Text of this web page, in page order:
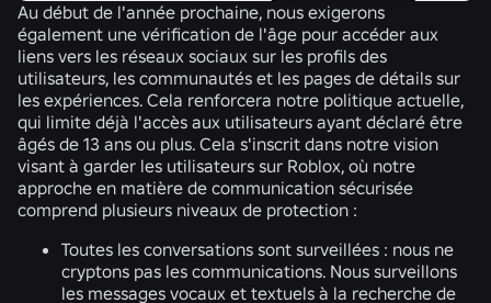
Au début de l'année prochaine, nous exigerons
également une vérification de l'âge pour accéder aux
liens vers les réseaux sociaux sur les profils des
utilisateurs, les communautés et les pages de détails sur
les expériences. Cela renforcera notre politique actuelle,
qui limite déjà l'accès aux utilisateurs ayant déclaré être
âgés de 13 ans ou plus. Cela s'inscrit dans notre vision
visant à garder les utilisateurs sur Roblox, où notre
approche en matière de communication sécurisée
comprend plusieurs niveaux de protection :
Toutes les conversations sont surveillées : nous ne
cryptons pas les communications. Nous surveillons
les messages vocaux et textuels à la recherche de